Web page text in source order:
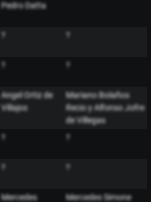
Pedro Datta
? ?
? ?
Angel Ortiz de
Villajos
Mariano Bolaños
Recio y Alfonso Jofre
de Villegas
? ?
? ?
Mercedes
Mercedes Simone